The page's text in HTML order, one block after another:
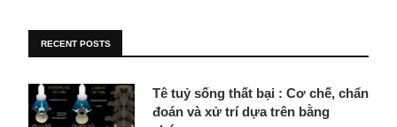
RECENT POSTS
Tê tuỷ sống thất bại : Cơ chế, chẩn
đoán và xử trí dựa trên bằng